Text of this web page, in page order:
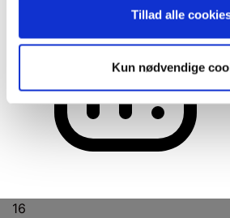
Tillad alle
Kun nødvendige
16